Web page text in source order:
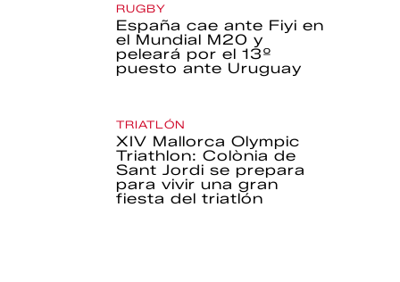
RUGBY
España cae ante Fiyi en
el Mundial M20 y
peleará por el 13º
puesto ante Uruguay
TRIATLÓN
XIV Mallorca Olympic
Triathlon: Colònia de
Sant Jordi se prepara
para vivir una gran
fiesta del triatlón